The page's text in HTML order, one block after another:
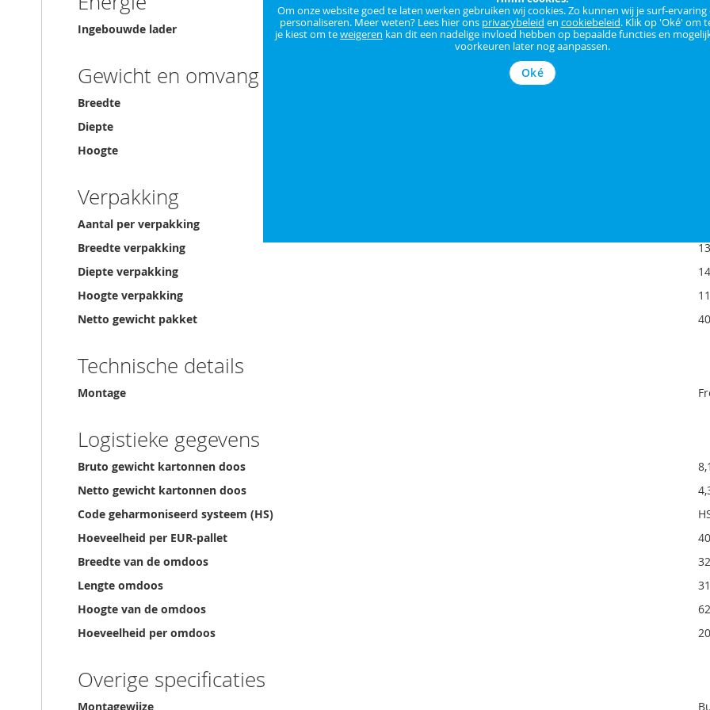
Om onze website goed te laten werken gebruiken wij cookies. Zo kunnen wij je surf-
personaliseren. Meer weten? Lees hier ons privacybeleid en cookiebeleid. Klik op 'Oké' om
je kiest om teweigeren kan dit een nadelige invloed hebben op bepaalde functies en
voorkeuren later nog aanpassen.
Oké
Ingebouwde lader
Gewicht en omvang
Breedte
Diepte
Hoogte
Verpakking
Aantal per verpakking
Breedte verpakking
Diepte verpakking
Hoogte verpakking
Netto gewicht pakket
Technische details
Montage
Logistieke gegevens
Bruto gewicht kartonnen doos
Netto gewicht kartonnen doos
Code geharmoniseerd systeem (HS)
Hoeveelheid per EUR-pallet
Breedte van de omdoos
Lengte omdoos
Hoogte van de omdoos
Hoeveelheid per omdoos
Overige specificaties
Montagewijze